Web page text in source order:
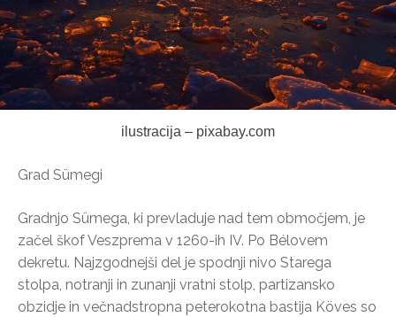
ilustracija – pixabay.com
Grad Sümegi
Gradnjo Sümega, ki prevladuje nad tem območjem, je
začel škof Veszprema v 1260-ih IV. Po Bélovem
dekretu. Najzgodnejši del je spodnji nivo Starega
stolpa, notranji in zunanji vratni stolp, partizansko
obzidje in večnadstropna peterokotna bastija Köves so